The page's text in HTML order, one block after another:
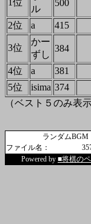
1位
ル
500
2位 a 415
3位
かー
ずし
384
4位 a
381
5位
isima 374
（ベスト５のみ表示
ランダムBGM
ファイル名：
Powered by ■将棋の